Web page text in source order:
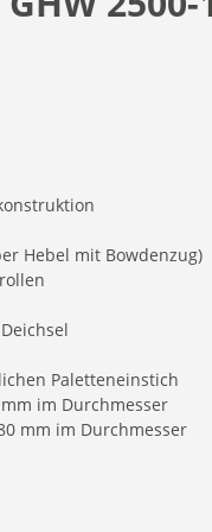
Hebel mit Bowdenzug)
Paletteneinstich
im Durchmesser
mm im Durchmesser